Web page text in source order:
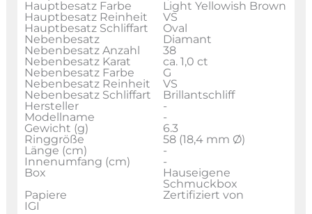
Hauptbesatz Farbe
Light Yellowish Brown
Hauptbesatz Reinheit
VS
Hauptbesatz Schliffart
Oval
Nebenbesatz
Diamant
Nebenbesatz Anzahl
38
Nebenbesatz Karat
ca. 1,0 ct
Nebenbesatz Farbe
G
Nebenbesatz Reinheit
VS
Nebenbesatz Schliffart
Brillantschliff
Hersteller
-
Modellname
-
Gewicht (g)
6.3
Ringgröße
58 (18,4 mm Ø)
Länge (cm)
-
Innenumfang (cm)
-
Box
Hauseigene
Schmuckbox
Papiere
Zertifiziert von
IGI